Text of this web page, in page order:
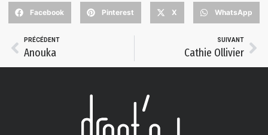
Facebook Pinterest X WhatsApp
PRÉCÉDENT
Anouka
SUIVANT
Cathie Ollivier